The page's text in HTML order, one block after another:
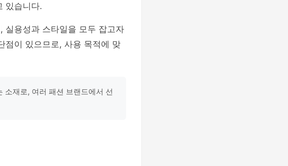
있습니다.
실용성과 스타일을 모두 잡고자
점이 있으므로, 사용 목적에 맞
소재로, 여러 패션 브랜드에서 선